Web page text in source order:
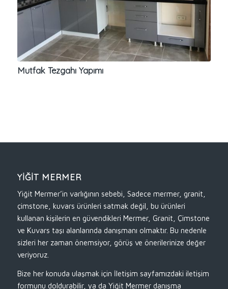
Mutfak Tezgahı Yapımı
YİĞİT MERMER
Yiğit Mermer’in varlığının sebebi, Sadece mermer, granit,
çimstone, kuvars ürünleri satmak değil, bu ürünleri
kullanan kişilerin en güvendikleri Mermer, Granit, Çimstone
ve Kuvars taşı alanlarında danışmanı olmaktır. Bu nedenle
sizleri her zaman önemsiyor, görüş ve önerilerinize değer
veriyoruz.
Bize her konuda ulaşmak için İletişim sayfamızdaki iletişim
formunu doldurabilir, ya da Yiğit Mermer danışma